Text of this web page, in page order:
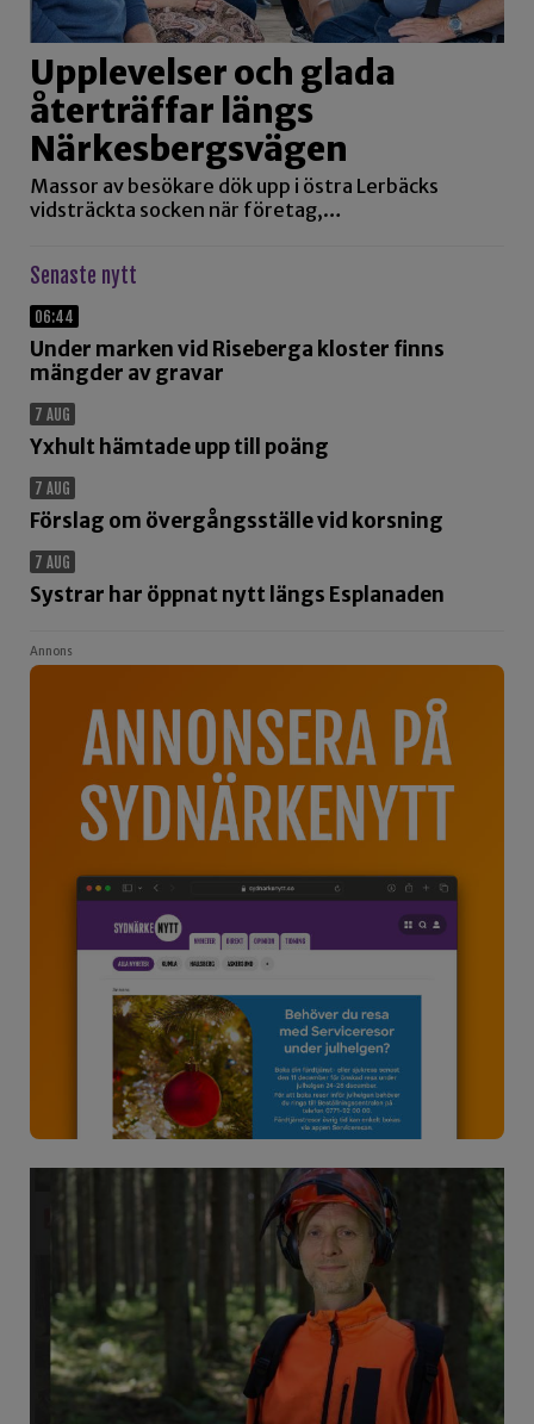
Upplevelser och glada
återträffar längs
Närkesbergsvägen
Massor av besökare dök upp i östra Lerbäcks
vidsträckta socken när företag,…
Senaste nytt
06:44
Under marken vid Riseberga kloster finns
mängder av gravar
7 AUG
Yxhult hämtade upp till poäng
7 AUG
Förslag om övergångsställe vid korsning
7 AUG
Systrar har öppnat nytt längs Esplanaden
Annons